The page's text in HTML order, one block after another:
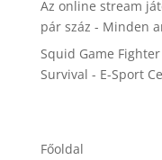
Az online stream
pár száz - Minden
Squid Game
Survival - E-Sport
Főoldal